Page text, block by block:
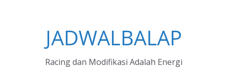
JADWALBALAP
Racing dan Modifikasi Adalah Energi